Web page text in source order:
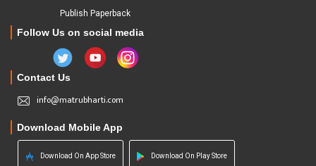
Publish Paperback
Follow Us on social media
Contact Us
info@matrubharti.com
Download Mobile App
Download On App Store Download On Play Store